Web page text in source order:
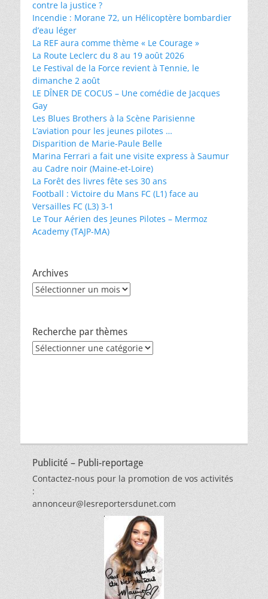
contre la justice ?
Incendie : Morane 72, un Hélicoptère bombardier
d’eau léger
La REF aura comme thème « Le Courage »
La Route Leclerc du 8 au 19 août 2026
Le Festival de la Force revient à Tennie, le
dimanche 2 août
LE DÎNER DE COCUS – Une comédie de Jacques
Gay
Les Blues Brothers à la Scène Parisienne
L’aviation pour les jeunes pilotes …
Disparition de Marie-Paule Belle
Marina Ferrari a fait une visite express à Saumur
au Cadre noir (Maine-et-Loire)
La Forêt des livres fête ses 30 ans
Football : Victoire du Mans FC (L1) face au
Versailles FC (L3) 3-1
Le Tour Aérien des Jeunes Pilotes – Mermoz
Academy (TAJP-MA)
Archives
Archives
Recherche par thèmes
Recherche
Publicité – Publi-reportage
Contactez-nous pour la promotion de vos activités
:
annonceur@lesreportersdunet.com